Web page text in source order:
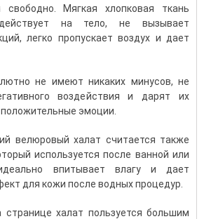
Мягкая хлопковая ткань
на тело, не вызывает
легко пропускает воздух и дает
не имеют никаких минусов, не
воздействия и дарят их
эмоции.
велюровый халат считается также
используется после ванной или
впитывает влагу и дает
для кожи после водных процедур.
странице халат пользуется большим